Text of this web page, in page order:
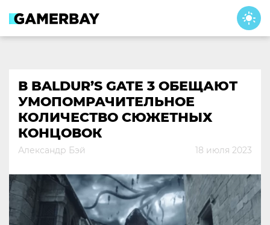
content
В BALDUR’S GATE 3 ОБЕЩАЮТ
УМОПОМРАЧИТЕЛЬНОЕ
КОЛИЧЕСТВО СЮЖЕТНЫХ
КОНЦОВОК
Александр Бэй 18 июля 2023